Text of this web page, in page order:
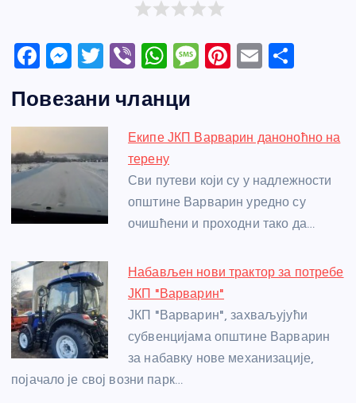
F
c
e
b
o
k
M
ss
e
n
er
T
itt
er
Vi
er
W
at
s
A
p
p
M
a
e
Pi
e
E
e
Повезани чланци
Екипе ЈКП Варварин даноноћно на
терену
Сви путеви који су у надлежности
општине Варварин уредно су
очишћени и проходни тако да…
Набављен нови трактор за потребе
ЈКП "Варварин"
ЈКП "Варварин", захваљујући
субвенцијама општине Варварин
за набавку нове механизације,
појачало је свој возни парк…